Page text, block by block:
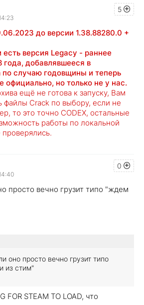
5
до версии 1.38.88280.0 +
есть версия Legacy - раннее
года, добавлявшееся в
по случаю годовщины и теперь
официально, но только не у нас.
ещё не готова к запуску, Вам
файлы Crack по выбору, если не
то это точно CODEX, остальные
работы по локальной
0
просто вечно грузит типо "ждем
оно просто вечно грузит типо
из стим"
STEAM TO LOAD, что